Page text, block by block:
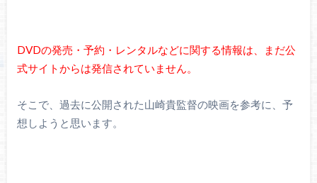
DVDの発売・予約・レンタルなどに関する情報は、まだ公
式サイトからは発信されていません。
そこで、過去に公開された山崎貴監督の映画を参考に、予
想しようと思います。